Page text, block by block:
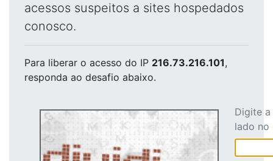
acessos suspeitos a sites hospedados
conosco.
Para liberar o acesso do IP 216.73.216.101,
responda ao desafio abaixo.
Digite
lado no